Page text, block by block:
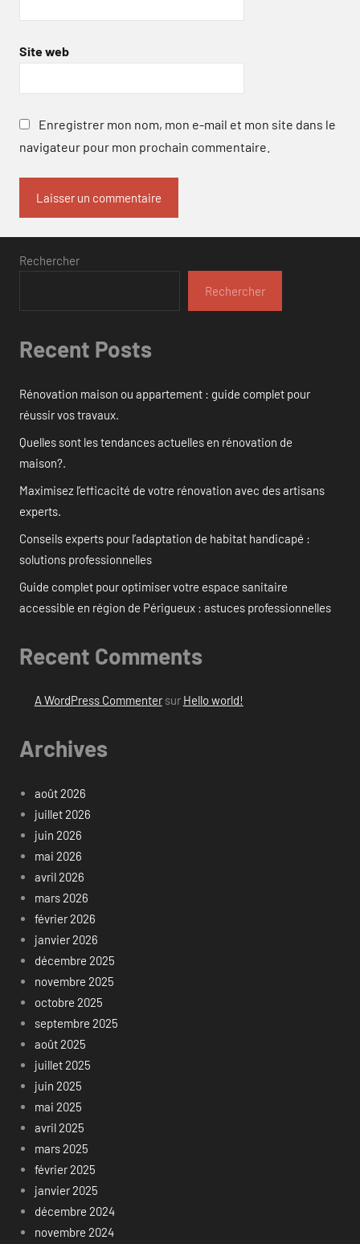
Site web
Enregistrer mon nom, mon e-mail et mon site dans le
navigateur pour mon prochain commentaire.
Rechercher
Rechercher
Recent Posts
Rénovation maison ou appartement : guide complet pour
réussir vos travaux.
Quelles sont les tendances actuelles en rénovation de
maison?.
Maximisez l’efficacité de votre rénovation avec des artisans
experts.
Conseils experts pour l’adaptation de habitat handicapé :
solutions professionnelles
Guide complet pour optimiser votre espace sanitaire
accessible en région de Périgueux : astuces professionnelles
Recent Comments
A WordPress Commentersur Hello world!
Archives
août 2026
juillet 2026
juin 2026
mai 2026
avril 2026
mars 2026
février 2026
janvier 2026
décembre 2025
novembre 2025
octobre 2025
septembre 2025
août 2025
juillet 2025
juin 2025
mai 2025
avril 2025
mars 2025
février 2025
janvier 2025
décembre 2024
novembre 2024